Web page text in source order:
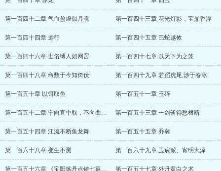
第一百四十二章 气血盈虚似月魂 第一百四十三章 花光灯影，宝鼎香浮
第一百四十四章 远行 第一百四十五章 巴蛇越攸
第一百四十六章 世俗缚人如网罟 第一百四十七章 以天下为之笼
第一百四十八章 命数于今知倚伏 第一百四十九章 若蹈虎尾,涉于春冰
第一百五十章 以饵取鱼 第一百五十一章 玉碎
第一百五十二章 宁向直中取，不向曲中求 第一百五十三章 一剑斩得愁根断
第一百五十四章 江流不断鱼龙舞 第一百五十五章 乔蕤
第一百六十八章 变生不测 第一百六十九章 玉宸派、宵明大泽
第一百五十六章 《宝阳炼丹点铸七返丹砂决》 第一百五十七章 外丹黄白之术